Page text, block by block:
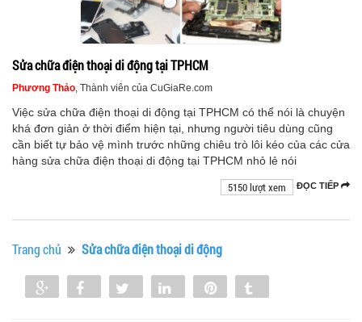
Sửa chữa điện thoại di động tại TPHCM
Phương Thảo, Thành viên của CuGiaRe.com
Việc sửa chữa điện thoại di động tại TPHCM có thể nói là chuyện
khá đơn giản ở thời điểm hiện tại, nhưng người tiêu dùng cũng
cần biết tự bảo vệ mình trước những chiêu trò lôi kéo của các cửa
hàng sửa chữa điện thoại di động tại TPHCM nhỏ lẻ nói
ĐỌC TIẾP
5150 lượt xem
Trang chủ Sửa chữa điện thoại di động
Share Share Tweet Share